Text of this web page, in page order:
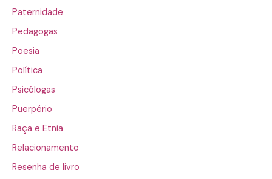
Paternidade
Pedagogas
Poesia
Política
Psicólogas
Puerpério
Raça e Etnia
Relacionamento
Resenha de livro